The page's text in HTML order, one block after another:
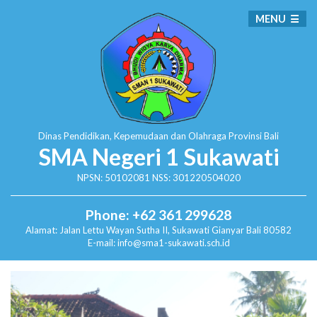
Dinas Pendidikan, Kepemudaan dan Olahraga Provinsi Bali
SMA Negeri 1 Sukawati
NPSN: 50102081 NSS: 301220504020
Phone: +62 361 299628
Alamat: Jalan Lettu Wayan Sutha II, SukawatiGianyar Bali 80582
E-mail: info@sma1-sukawati.sch.id
MENU